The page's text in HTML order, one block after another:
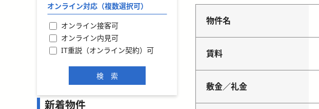
物件名
賃料
敷金／礼金
オンライン対応（複数選択可）
オンライン接客可
オンライン内見可
IT重説（オンライン契約）可
新着物件